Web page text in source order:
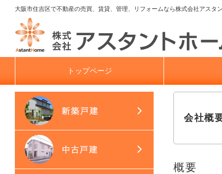
大阪市住吉区で不動産の売買、賃貸、管理、リフォームなら株式会社アスタ
トップページ
会社概
概要